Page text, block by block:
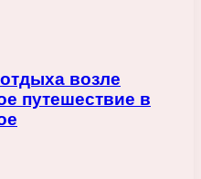
возле
путешествие в